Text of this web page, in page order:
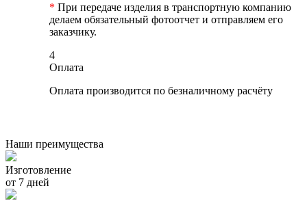
* При передаче изделия в транспортную компанию
делаем обязательный фотоотчет и отправляем его
заказчику.
4
Оплата
Оплата производится по безналичному расчёту
Наши преимущества
Изготовление
от 7 дней